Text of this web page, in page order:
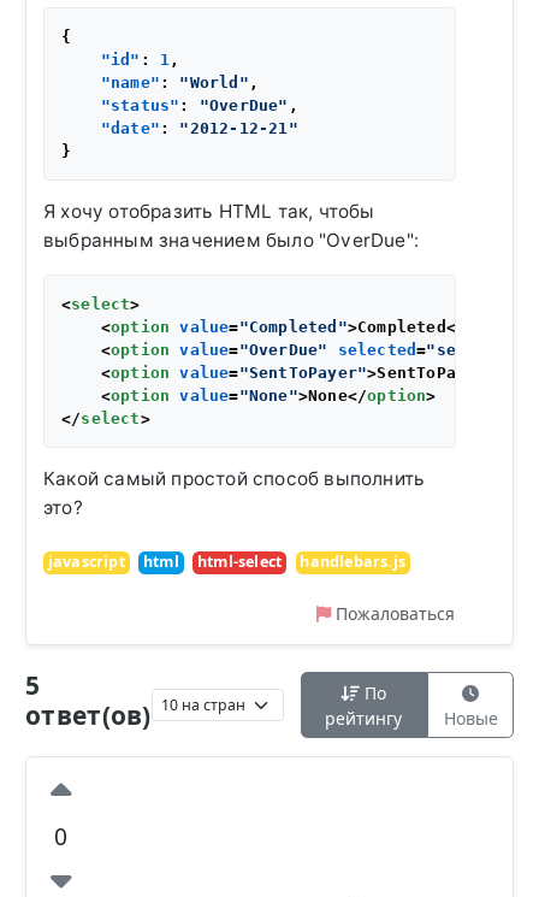
{
"id" : 1,
"name" : "World" ,
"status" : "OverDue" ,
"date" :
"2012-12-21"
}
Я хочу отобразить HTML так, чтобы
выбранным значением было "OverDue":
<select>
<option value="Completed">Completed </
<option value="OverDue" selected="selected"
<option value="SentToPayer">SentToPayer
<option value="None">None</option>
</select>
Какой самый простой способ выполнить
это?
javascript html html-select handlebars.js
Пожаловаться
5
ответ(ов)
По
рейтингу
Новые
0